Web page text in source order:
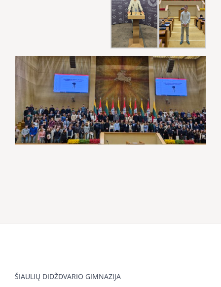
ŠIAULIŲ DIDŽDVARIO GIMNAZIJA